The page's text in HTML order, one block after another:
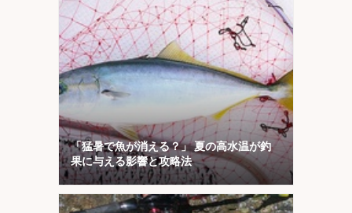
「猛暑で魚が消える？」 夏の高水温が釣
果に与える影響と攻略法